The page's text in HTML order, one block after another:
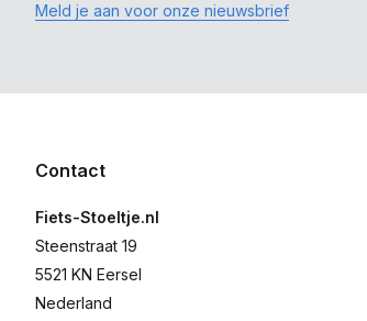
Meld je aan voor onze nieuwsbrief
Contact
Fiets-Stoeltje.nl
Steenstraat 19
5521 KN Eersel
Nederland